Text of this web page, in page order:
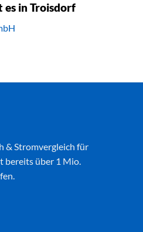
es in Troisdorf
& Stromvergleich für
über 1 Mio.